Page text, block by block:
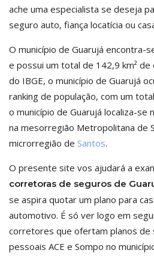
ache uma especialista se deseja
seguro auto, fiança locatícia ou
O município de Guarujá encontra-
e possui um total de 142,9 km²
do IBGE, o município de Guarujá
ranking de população, com um
o município de Guarujá localiza-se
na mesorregião Metropolitana de
microrregião de Santos.
O presente site vos ajudará a
corretoras de seguros de
se aspira quotar um plano para
automotivo. É só ver logo em
corretores que ofertam planos de
pessoais ACE e Sompo no